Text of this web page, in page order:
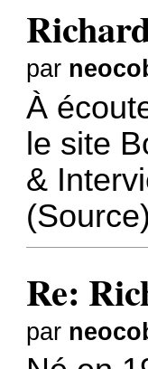
par
À
le site
&
(Source)
Re:
par